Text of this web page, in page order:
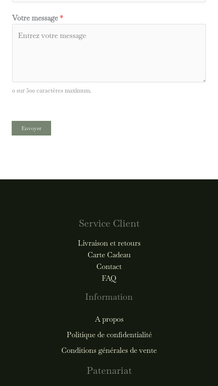
Votre message *
0 sur 500 caractères maximum.
Envoyer
Service Client
Livraison et retours
Carte Cadeau
Contact
FAQ
Information
A propos
Politique de confidentialité
Conditions générales de vente
Patenariat